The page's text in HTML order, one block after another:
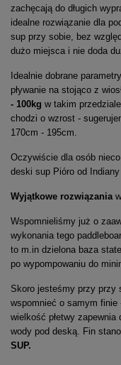
zachęcają do długich
idealne rozwiązanie dla
sup przy sobie, bez
dużo miejsca i nie doda
Idealnie dobrane
pływanie na stojąco z
- 100kg w takim
chodzi o wzrost -
170cm - 195cm.
Oczywiście dla osób
deski sup Pióro od Indiany
Wyjątkowe rozwiązania
Wspomnieliśmy już o
wykonania tego
to m.in dzielona baza
po wypompowaniu do
Skoro jesteśmy przy przy
wspomnieć o samym finie
wielkość płetwy zapewnia
wody pod deską. Fin
SUP.